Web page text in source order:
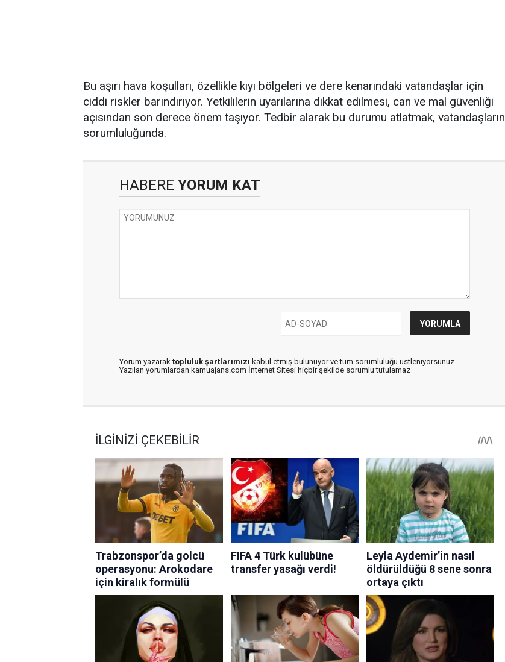
Bu aşırı hava koşulları, özellikle kıyı bölgeleri ve dere kenarındaki vatandaşlar için
ciddi riskler barındırıyor. Yetkililerin uyarılarına dikkat edilmesi, can ve mal güvenliği
açısından son derece önem taşıyor. Tedbir alarak bu durumu atlatmak, vatandaşların
sorumluluğunda.
HABERE YORUM KAT
Yorum yazarak topluluk şartlarımızı kabul etmiş bulunuyor ve tüm sorumluluğu üstleniyorsunuz.
Yazılan yorumlardan kamuajans.com İnternet Sitesi hiçbir şekilde sorumlu tutulamaz